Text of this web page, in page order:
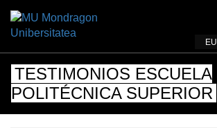
EU
TESTIMONIOS ESCUELA
POLITÉCNICA SUPERIOR